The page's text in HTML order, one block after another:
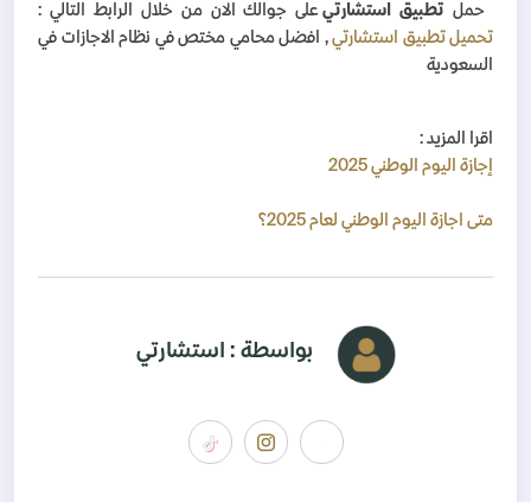
حمل تطبيق استشارتيعلى جوالك الان من خلال الرابط التالي :
تحميل تطبيق استشارتي , افضل محامي مختص في نظام الاجازات في
السعودية
اقرا المزيد :
إجازة اليوم الوطني 2025
متى اجازة اليوم الوطني لعام 2025؟
بواسطة : استشارتي